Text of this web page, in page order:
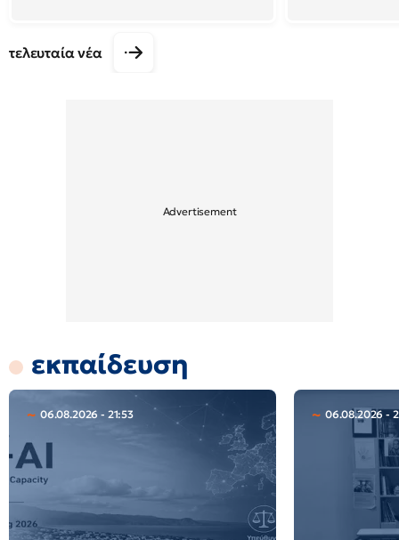
τελευταία νέα
εκπαίδευση
06.08.2026 - 21:53 06.08.2026 -